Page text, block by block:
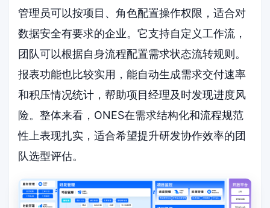
管理员可以按项目、角色配置操作权限，适合对
数据安全有要求的企业。它支持自定义工作流，
团队可以根据自身流程配置需求状态流转规则。
报表功能也比较实用，能自动生成需求交付速率
和积压情况统计，帮助项目经理及时发现进度风
险。整体来看，ONES在需求结构化和流程规范
性上表现扎实，适合希望提升研发协作效率的团
队选型评估。